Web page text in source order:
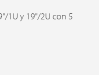
1U y 19"/2U con 5